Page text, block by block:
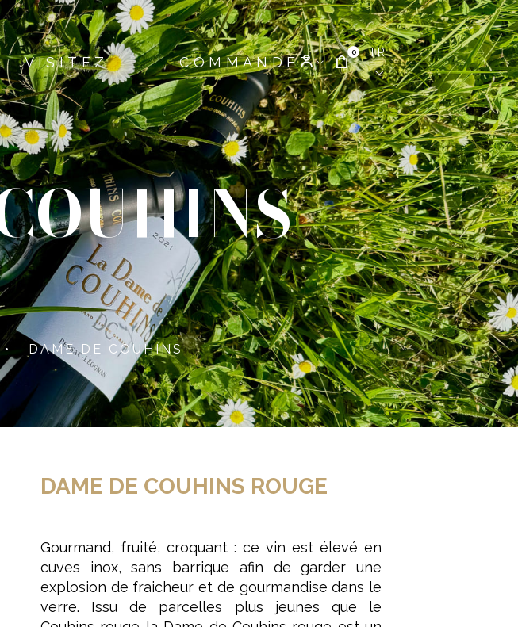
VISITEZ COMMANDEZ
0 FR
DAME DE COUHINS
DAME DE COUHINS ROUGE
Gourmand, fruité, croquant : ce vin est élevé en
cuves inox, sans barrique afin de garder une
explosion de fraicheur et de gourmandise dans le
verre. Issu de parcelles plus jeunes que le